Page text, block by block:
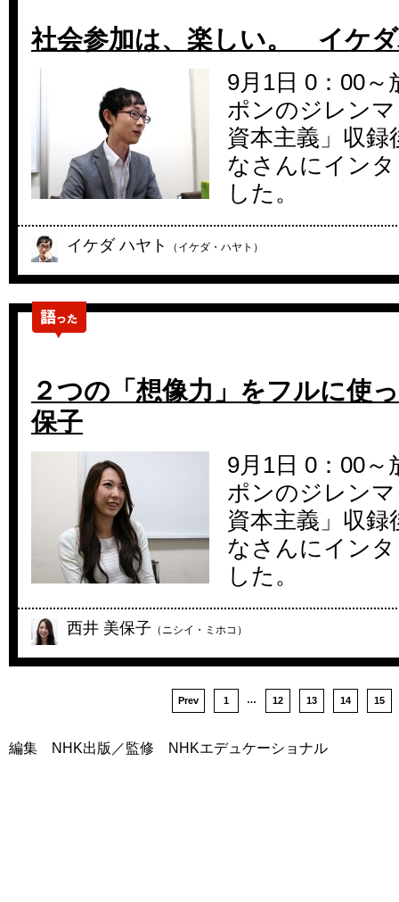
社会参加は、楽しい。 イケ
9月1日 0：00
ポンのジレン
資本主義」収
なさんにイン
した。
イケダ ハヤト （イケダ・ハヤト）
２つの「想像力」をフルに使
保子
9月1日 0：00
ポンのジレン
資本主義」収
なさんにイン
した。
西井 美保子 （ニシイ・ミホコ）
Prev 1 … 12 13 14 15
編集 NHK出版／監修 NHKエデュケーショナル